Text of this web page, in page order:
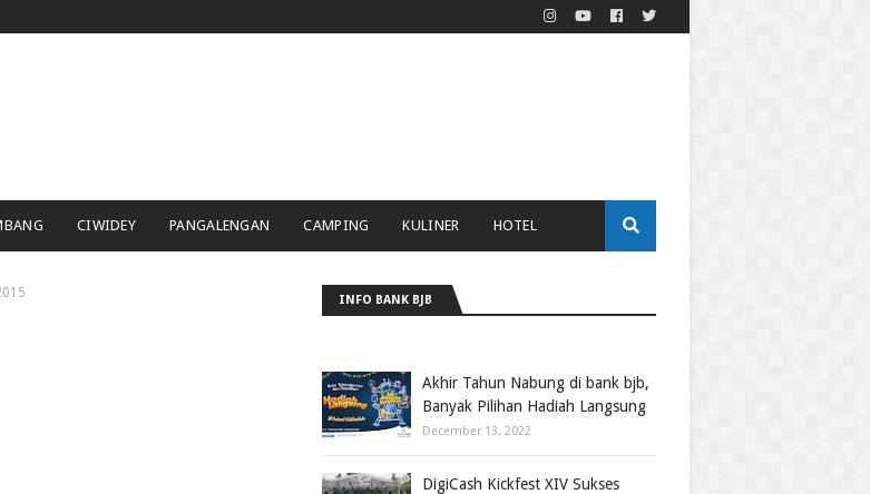
CIWIDEY PANGALENGAN CAMPING KULINER HOTEL
INFO BANK BJB
Akhir Tahun Nabung di bank bjb,
Banyak Pilihan Hadiah Langsung
December 13, 2022
DigiCash Kickfest XIV Sukses